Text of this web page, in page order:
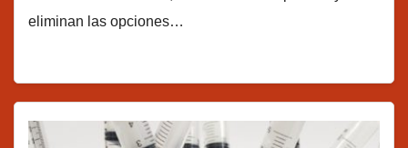
eliminan las opciones…